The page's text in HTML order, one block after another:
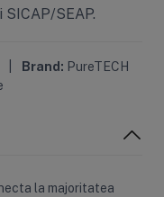
SEAP.
Brand: PureTECH
la majoritatea